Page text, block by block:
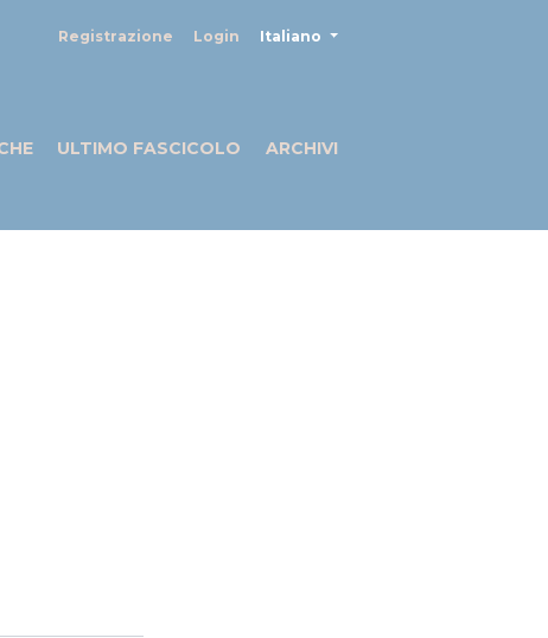
Registrazione Login Italiano
ULTIMO FASCICOLO
ARCHIVI